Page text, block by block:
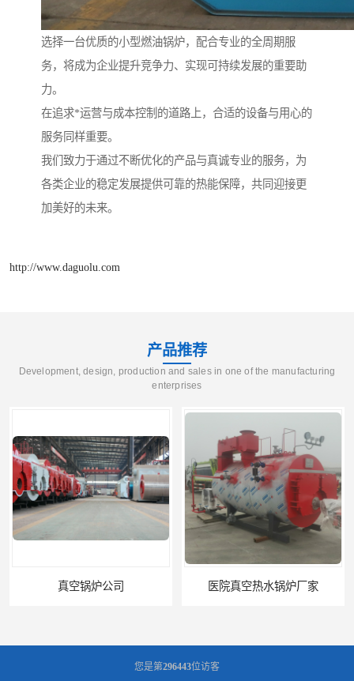
选择一台优质的小型燃油锅炉，配合专业的全周期服
务，将成为企业提升竞争力、实现可持续发展的重要助
力。
在追求*运营与成本控制的道路上，合适的设备与用心的
服务同样重要。
我们致力于通过不断优化的产品与真诚专业的服务，为
各类企业的稳定发展提供可靠的热能保障，共同迎接更
加美好的未来。
http://www.daguolu.com
产品推荐
Development, design, production and sales in one of the manufacturing
enterprises
医院真空热水锅炉厂家 养殖真空热水锅炉厂商
您是第296443位访客